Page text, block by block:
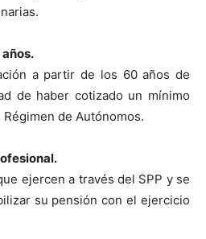
a partir de los 60 años de
de haber cotizado un mínimo
de Autónomos.
ejercen a través del SPP y se
su pensión con el ejercicio